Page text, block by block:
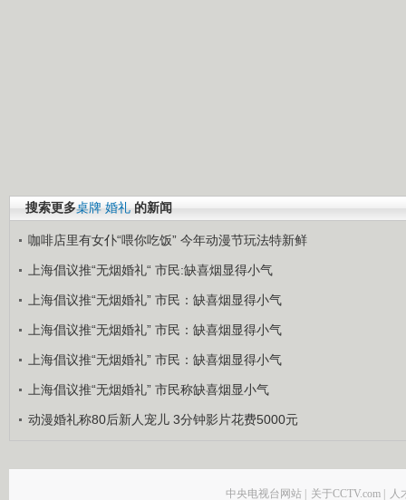
搜索更多桌牌 婚礼 的新闻
咖啡店里有女仆“喂你吃饭” 今年动漫节玩法特新鲜
上海倡议推“无烟婚礼“ 市民:缺喜烟显得小气
上海倡议推“无烟婚礼” 市民：缺喜烟显得小气
上海倡议推“无烟婚礼” 市民：缺喜烟显得小气
上海倡议推“无烟婚礼” 市民：缺喜烟显得小气
上海倡议推“无烟婚礼” 市民称缺喜烟显小气
动漫婚礼称80后新人宠儿 3分钟影片花费5000元
中央电视台网站 关于CCTV.com 人